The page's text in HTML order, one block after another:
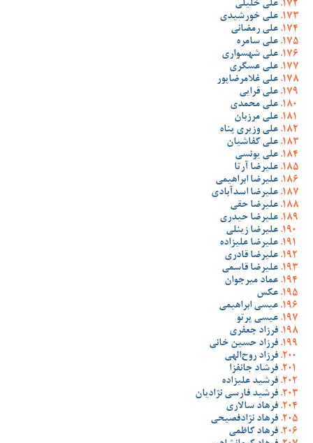
علی خلیلی
علی خورشیدی
علی رمضانی
علی سامره
علی شهسواری
علی عسگری
علی غلامرضاپور
علی قرایی
علی محمدی
علی مرزبان
علی وزیری پناه
علی کفاشیان
علی یونسی
علیرضا آرتا
علیرضا ابراهیمی
علیرضا اسدآبادی
علیرضا حقی
علیرضا حیدری
علیرضا زینلی
علیرضا علیزاده
علیرضا قادری
علیرضا قاسمی
عماد میرجوان
عکس
عیسی ابراهیمی
عیسی پرتو
فرزاد جعفری
فرزاد حسین خانی
فرزاد روح‌الهی
فرشاد جانفزا
فرشید علیزاده
فرشید فارسی نژادیان
فرهاد سالاری
فرهاد نژادفصیحی
فرهاد کاظمی